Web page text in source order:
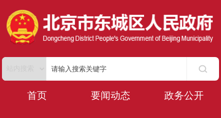
首页 要闻动态 政务公开